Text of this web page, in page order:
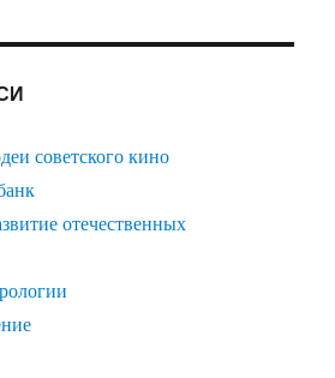
советского кино
отечественных